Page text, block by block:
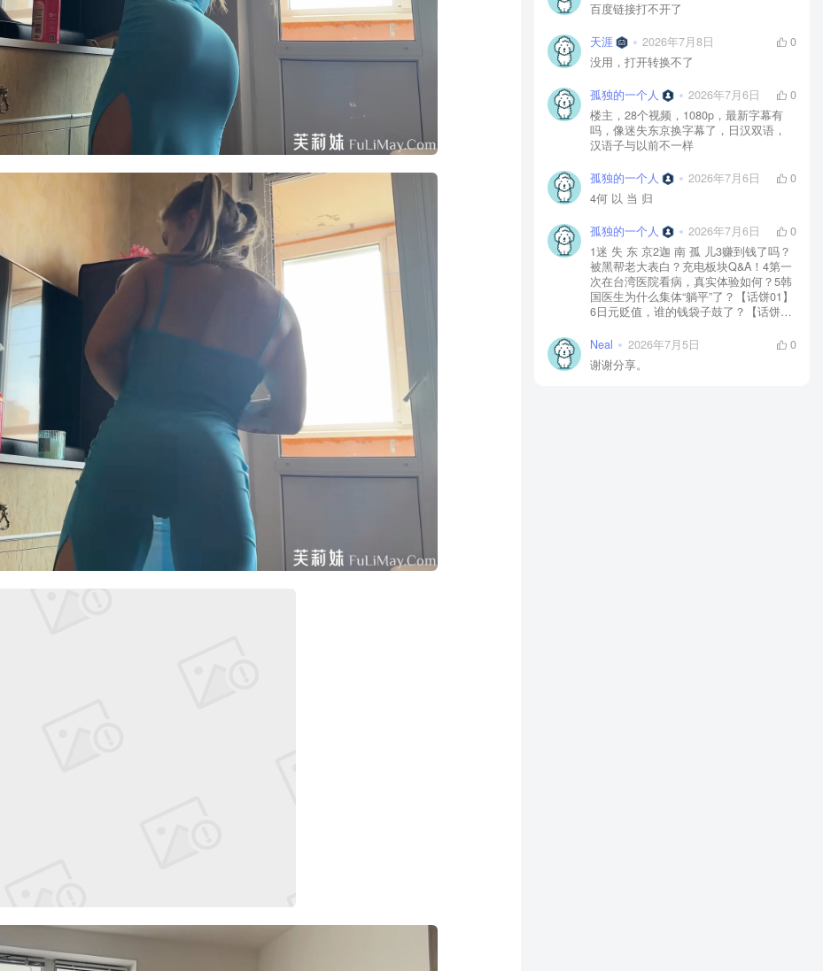
百度链接打不开了
天涯 2026年7月8日
0
没用，打开转换不了
孤独的一个人 2026年7月6日
0
楼主，28个视频，1080p，最新字幕有
吗，像迷失东京换字幕了，日汉双语，
汉语子与以前不一样
孤独的一个人 2026年7月6日
0
4何 以 当 归
孤独的一个人 2026年7月6日
0
1迷 失 东 京2迦 南 孤 儿3赚到钱了吗？
被黑帮老大表白？充电板块Q&A！4第一
次在台湾医院看病，真实体验如何？5韩
国医生为什么集体“躺平”了？【话饼01】
6日元贬值，谁的钱袋子鼓了？【话饼
【下】9神 佑 之 地10不 愈 之 殇11你 好
美 国12独 自 等 待13中国人拍的阿根
廷，阿根廷人怎么看？【独自等待
Neal 2026年7月5日
0
谢谢分享。